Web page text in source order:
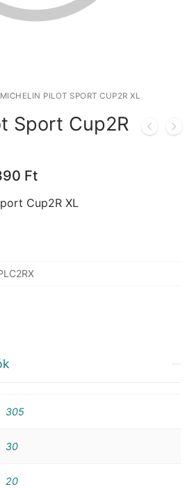
MICHELIN PILOT SPORT CUP2R XL
Sport Cup2R
FtCurrent
is:
Cup2R XL
305
30
20